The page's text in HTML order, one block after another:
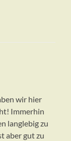
wir hier
Immerhin
langlebig zu
aber gut zu